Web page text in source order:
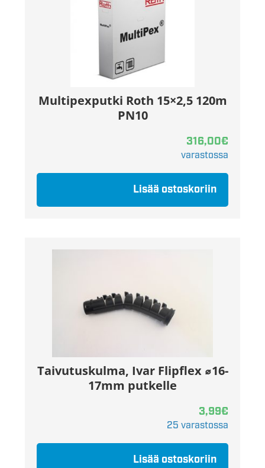
Multipexputki Roth 15×2,5 120m
PN10
316,00€
varastossa
Lisää ostoskoriin
Taivutuskulma, Ivar Flipflex ⌀16-
17mm putkelle
3,99€
25 varastossa
Lisää ostoskoriin